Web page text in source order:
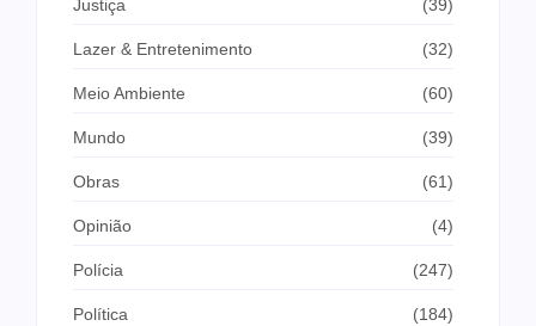
Justiça (39)
Lazer & Entretenimento (32)
Meio Ambiente (60)
Mundo (39)
Obras (61)
Opinião (4)
Polícia (247)
Política (184)